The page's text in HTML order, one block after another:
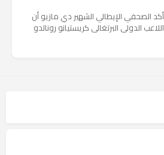
أكد الصحفي الإيطالي الشهير دي مازيو أن
اللاعب الدولي البرتغالي كريستيانو رونالدو